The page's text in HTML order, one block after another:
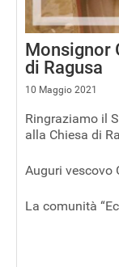
Monsignor
di Ragusa
10 Maggio 2021
Ringraziamo il
alla Chiesa di
Auguri vescovo
La comunità